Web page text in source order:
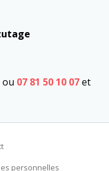
ou 07 81 50 10 07et
personnelles